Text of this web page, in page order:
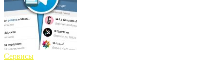
Сервисы